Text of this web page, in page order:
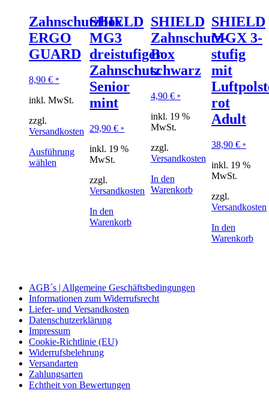
Zahnschutzbox
ERGO
GUARD
8,90 € *
inkl. MwSt.
zzgl.
Versandkosten
Ausführung
wählen
SHIELD
MG3
dreistufiger
Zahnschutz
Senior
mint
29,90€ *
inkl. 19 %
MwSt.
zzgl.
Versandkosten
In den
Warenkorb
SHIELD
Zahnschutz-
Box
schwarz
4,90 € *
inkl. 19 %
MwSt.
zzgl.
Versandkosten
In den
Warenkorb
SHIELD
MGX 3-
stufig
mit
rot
Adult
38,90 € *
inkl. 19 %
MwSt.
zzgl.
Versandkosten
In den
Warenkorb
AGB´s | Allgemeine Geschäftsbedingungen
Informationen zum Widerrufsrecht
Liefer- und Versandkosten
Datenschutzerklärung
Impressum
Cookie-Richtlinie (EU)
Widerrufsbelehrung
Versandarten
Zahlungsarten
Echtheit von Bewertungen